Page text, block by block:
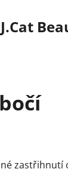
J.Cat
zastřihnutí